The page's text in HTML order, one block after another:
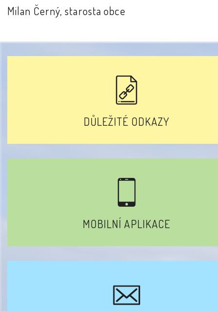
Milan Černý, starosta obce
DŮLEŽITÉ ODKAZY
MOBILNÍ APLIKACE